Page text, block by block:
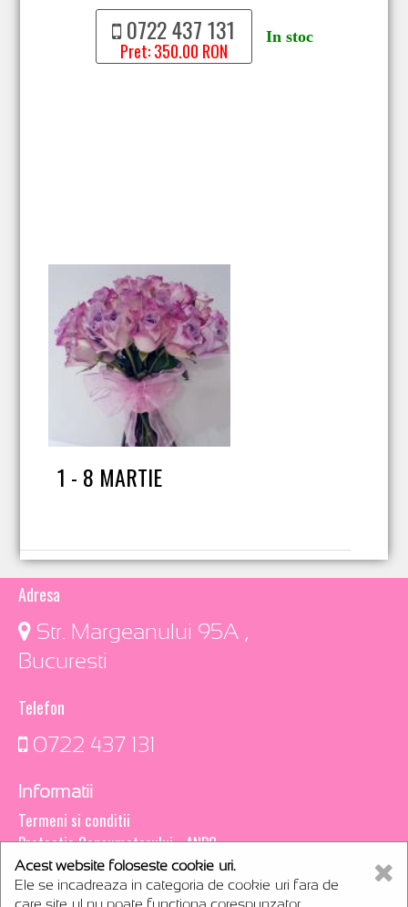
0722 437 131
Pret: 350.00 RON
In stoc
1 - 8 MARTIE
Adresa
​ Str. Margeanului 95A ,
Bucuresti
Telefon
0722 437 131
Informatii
Termeni si conditii
Protectia Consumatorului - ANPC
Creare magazin online
webCsoft
Acest website foloseste cookie-uri.
Ele se incadreaza in categoria de cookie-uri fara de